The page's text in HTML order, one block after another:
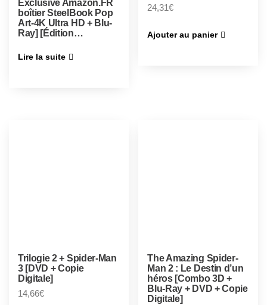
Exclusive Amazon.FR
boîtier SteelBook Pop
Art-4K Ultra HD + Blu-
Ray] [Édition…
Lire la suite
24,31€
Ajouter au panier
Trilogie 2 + Spider-Man
3 [DVD + Copie
Digitale]
14,66€
The Amazing Spider-
Man 2 : Le Destin d’un
héros [Combo 3D +
Blu-Ray + DVD + Copie
Digitale]